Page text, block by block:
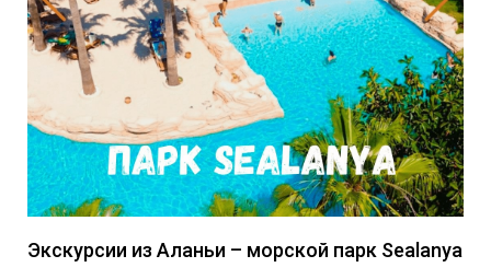
Экскурсии из Аланьи – морской парк Sealanya